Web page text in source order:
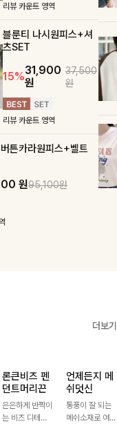
리뷰 카운트 영역
블룬티 나시원피스+셔
츠SET
15%31,900
원
37,500
원
리뷰 카운트 영역
튼카라원피스+벨트
원95,100원
더보기
론큰비즈 펜
던트머리끈
은은하게 반짝이
는 비즈 디테일
언제든지 메
쉬덧신
통풍이 잘 되는
메쉬소재로 여름